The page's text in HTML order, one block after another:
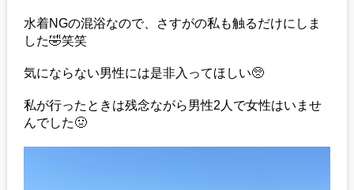
水着NGの混浴なので、さすがの私も触るだけにしま
した🤣笑笑
気にならない男性には是非入ってほしい🥺
私が行ったときは残念ながら男性2人で女性はいませ
んでした🤢